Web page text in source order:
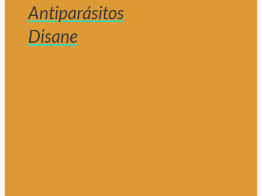
Antiparásitos
Disane